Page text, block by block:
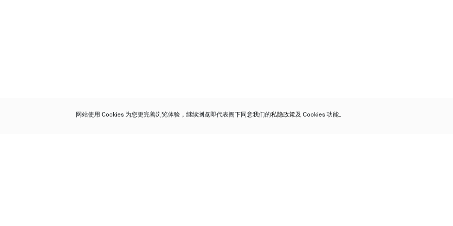
网站使用 Cookies 为您更完善浏览体验，继续浏览即代表阁下同意我们的私隐政策及 Cookies 功能。